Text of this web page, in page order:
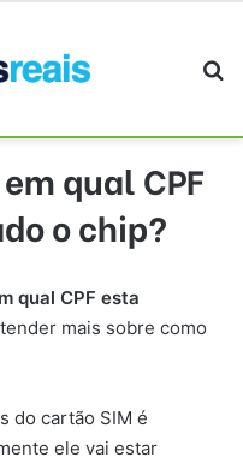
qual CPF
o chip?
qual CPF esta
mais sobre como
do cartão SIM é
ele vai estar